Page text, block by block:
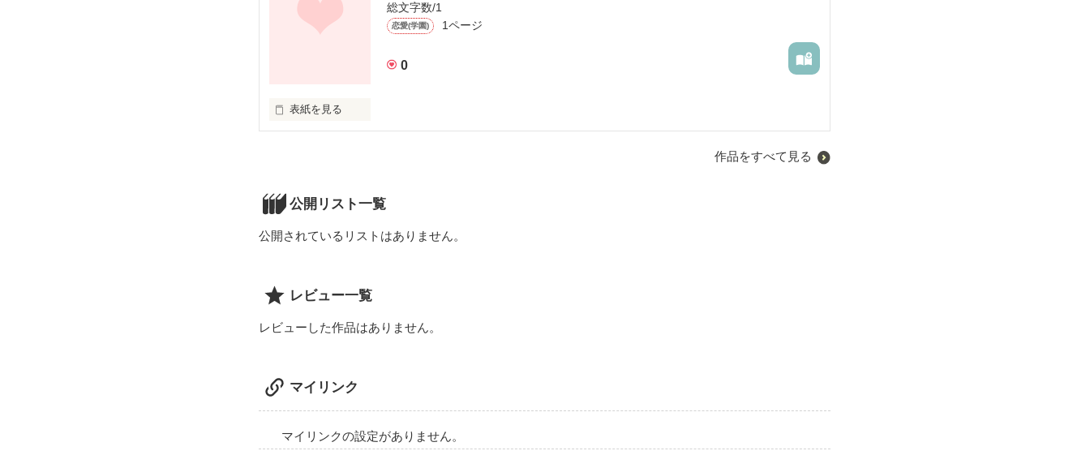
総文字数/1
恋愛(学園) 1ページ
0
表紙を見る
作品をすべて見る
公開リスト一覧
公開されているリストはありません。
レビュー一覧
レビューした作品はありません。
マイリンク
マイリンクの設定がありません。